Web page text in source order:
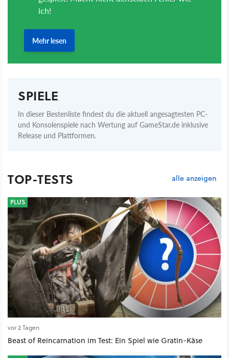
SPIELE
In dieser Bestenliste findest du die aktuell angesagtesten PC-
und Konsolenspiele nach Wertung auf GameStar.de inklusive
Release und Plattformen.
TOP-TESTS alle anzeigen
PLUS
vor 2 Tagen
Beast of Reincarnation im Test: Ein Spiel wie Gratin-Käse